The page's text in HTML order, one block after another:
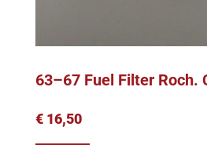
63–67 Fuel Filter Roch.
€16,50